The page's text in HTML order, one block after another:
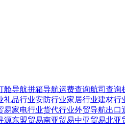
舱导航拼箱导航运费查询航司查询
礼品行业安防行业家居行业建材行
易家电行业货代行业外贸导航出口
源东盟贸易南亚贸易中亚贸易北亚